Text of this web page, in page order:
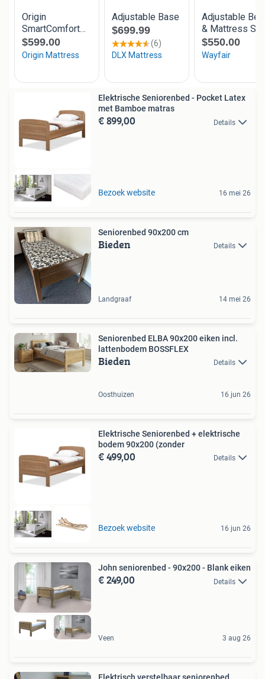
Elektrische Seniorenbed - Pocket Latex
met Bamboe matras
€ 899,00 Details
Bezoek website 16 mei 26
Seniorenbed 90x200 cm
Bieden Details
Landgraaf 14 mei 26
Seniorenbed ELBA 90x200 eiken incl.
lattenbodem BOSSFLEX
Bieden Details
Oosthuizen 16 jun 26
Elektrische Seniorenbed + elektrische
bodem 90x200 (zonder
€ 499,00 Details
Bezoek website 16 jun 26
John seniorenbed - 90x200 - Blank eiken
€ 249,00 Details
Veen 3 aug 26